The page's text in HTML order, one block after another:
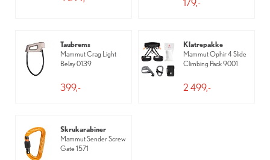
179,-
Taubrems
Mammut Crag Light
Belay 0139
399,-
Klatrepakke
Mammut Ophir 4 Slide
Climbing Pack 9001
2 499,-
Skrukarabiner
Mammut Sender Screw
Gate 1571